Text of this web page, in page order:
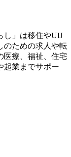
し」は移住やUIJ
のための求人や転
医療、福祉、住宅
起業までサポー